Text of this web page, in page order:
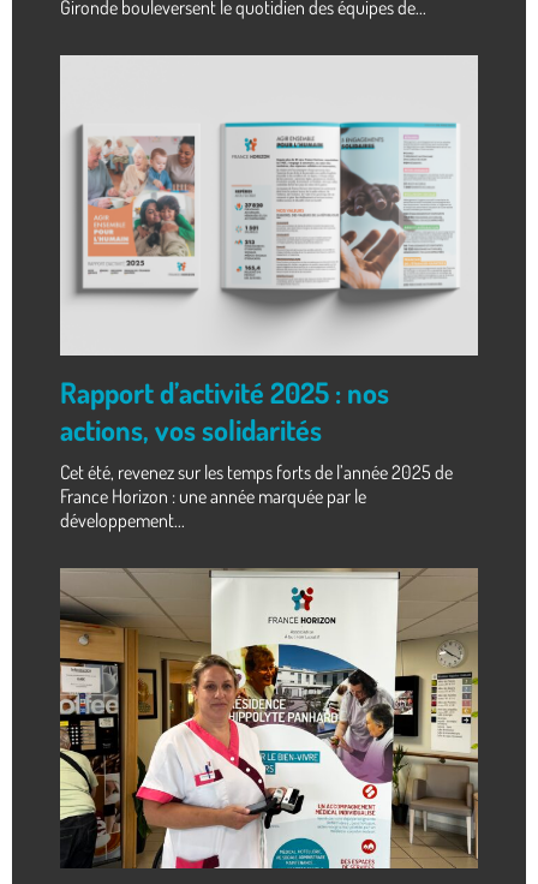
Gironde bouleversent le quotidien des équipes de...
Rapport d’activité 2025 : nos
actions, vos solidarités
Cet été, revenez sur les temps forts de l’année 2025 de
France Horizon : une année marquée par le
développement...